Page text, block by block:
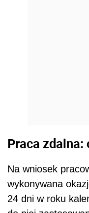
Praca zdalna:
Na wniosek
wykonywana
24 dni w roku